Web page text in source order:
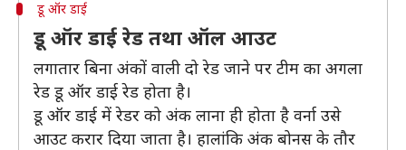
डू ऑर डाई
डू ऑर डाई रेड तथा ऑल आउट
लगातार बिना अंकों वाली दो रेड जाने पर टीम का अगला
रेड डू ऑर डाई रेड होता है।
डू ऑर डाई में रेडर को अंक लाना ही होता है वर्ना उसे
आउट करार दिया जाता है। हालांकि अंक बोनस के तौर